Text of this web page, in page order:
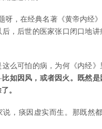
呀，在经典名著《黄帝内经
后，后世的医家张口闭口地
么可怕的病，为何《内经
比如因风，或者因火。既然
。
说，痰因虚实而生。那既然